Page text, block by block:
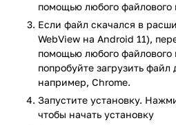
Функциональные
программы
Скачивается совершенно
Блокировка всевозможной
отслеживающих программ;
Восстановление загрузок
Поддержка плавающих окон;
помощью любого файлового
Если файл скачался в
WebView на Android 11),
помощью любого
попробуйте загрузить
например, Chrome.
Запустите установку.
чтобы начать установку